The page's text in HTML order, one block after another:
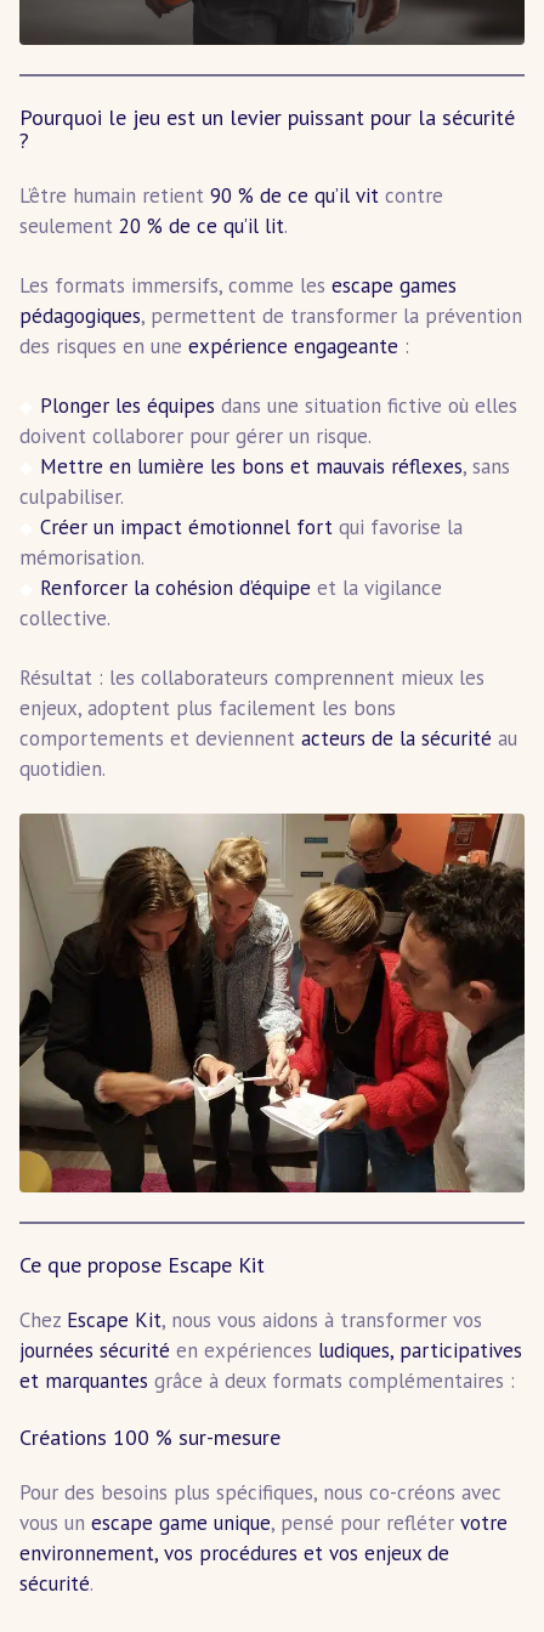
Pourquoi le jeu est un levier puissant pour la sécurité
?
L’être humain retient 90 % de ce qu’il vit contre
seulement 20 % de ce qu’il lit.
Les formats immersifs, comme les escape games
pédagogiques, permettent de transformer la prévention
des risques en une expérience engageante :
Plonger les équipes dans une situation fictive où elles
doivent collaborer pour gérer un risque.
Mettre en lumière les bons et mauvais réflexes, sans
culpabiliser.
Créer un impact émotionnel fort qui favorise la
mémorisation.
Renforcer la cohésion d’équipe et la vigilance
collective.
Résultat : les collaborateurs comprennent mieux les
enjeux, adoptent plus facilement les bons
comportements et deviennent acteurs de la sécurité au
quotidien.
Ce que propose Escape Kit
Chez Escape Kit, nous vous aidons à transformer vos
journées sécurité en expériences ludiques, participatives
et marquantes grâce à deux formats complémentaires :
Créations 100 % sur-mesure
Pour des besoins plus spécifiques, nous co-créons avec
vous un escape game unique, pensé pour refléter votre
environnement, vos procédures et vos enjeux de
sécurité.